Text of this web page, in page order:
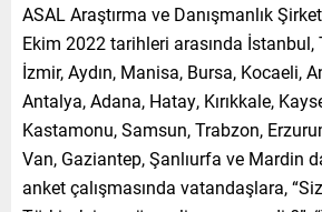
ASAL Araştırma ve Danışmanlık
Ekim 2022 tarihleri arasında İstanbul,
İzmir, Aydın, Manisa, Bursa, Kocaeli,
Antalya, Adana, Hatay, Kırıkkale,
Kastamonu, Samsun, Trabzon,
Van, Gaziantep, Şanlıurfa ve Mardin
anket çalışmasında vatandaşlara,